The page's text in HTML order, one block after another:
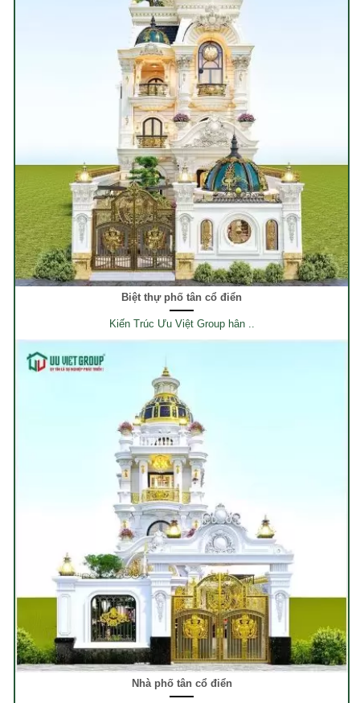
Biệt thự phố tân cổ điển
Kiến Trúc Ưu Việt Group hân ..
Nhà phố tân cổ điển